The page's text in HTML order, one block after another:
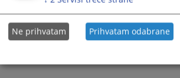
Ne prihvatam Prihvatam odabrane